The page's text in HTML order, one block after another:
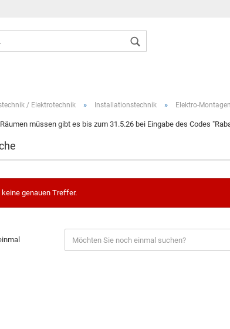
/ Elektrotechnik » Installationstechnik » Elektro-
müssen gibt es bis zum 31.5.26 bei Eingabe des Codes
keine genauen Treffer.